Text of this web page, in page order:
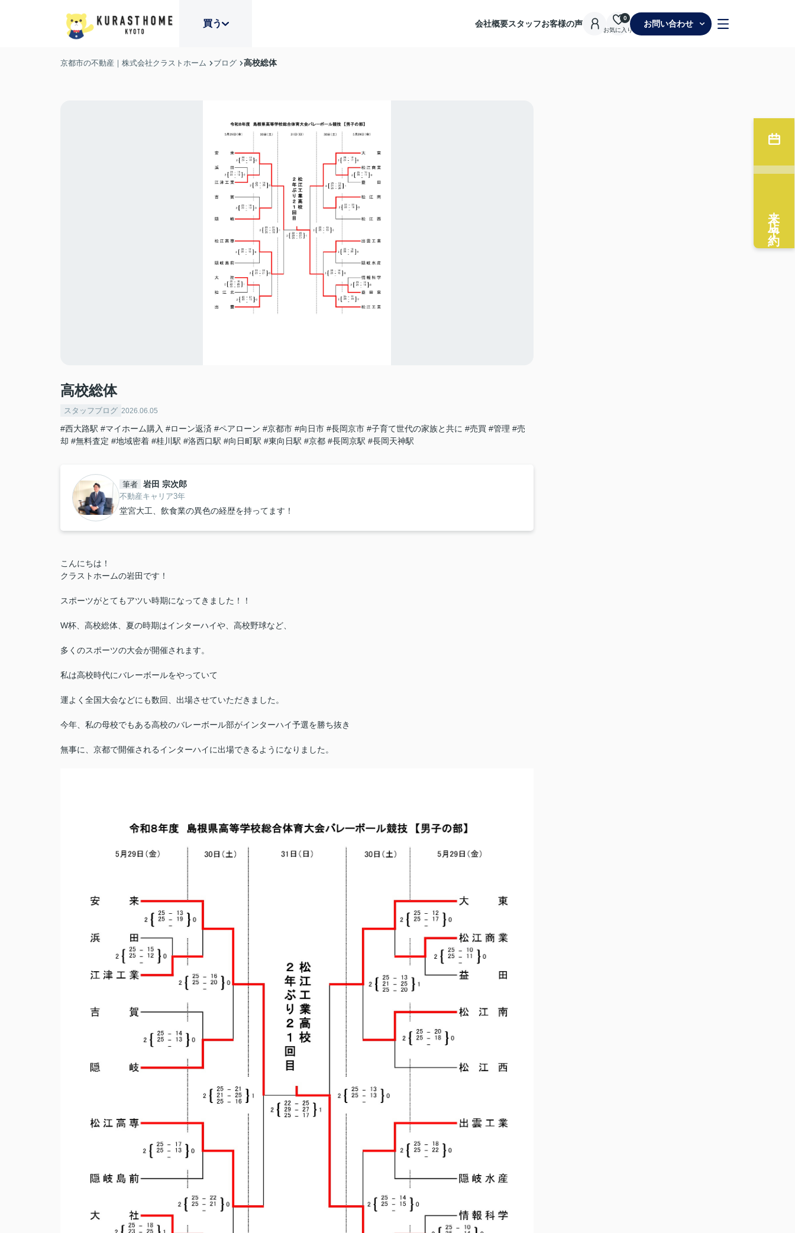
買う 会社概要スタッフお客様の声
お気に入り
0
お問い合わせ
京都市の不動産｜株式会社クラストホーム ブログ 高校総体
高校総体
スタッフブログ 2026.06.05
#西大路駅 #マイホーム購入 #ローン返済 #ペアローン #京都市 #向日市 #長岡京市 #子育て世代の家族と共に #売買 #管理 #売
却 #無料査定 #地域密着 #桂川駅 #洛西口駅 #向日町駅 #東向日駅 #京都 #長岡京駅 #長岡天神駅
筆者 岩田 宗次郎
不動産キャリア3年
堂宮大工、飲食業の異色の経歴を持ってます！
こんにちは！
クラストホームの岩田です！
スポーツがとてもアツい時期になってきました！！
W杯、高校総体、夏の時期はインターハイや、高校野球など、
多くのスポーツの大会が開催されます。
私は高校時代にバレーボールをやっていて
運よく全国大会などにも数回、出場させていただきました。
今年、私の母校でもある高校のバレーボール部がインターハイ予選を勝ち抜き
無事に、京都で開催されるインターハイに出場できるようになりました。
来店予約